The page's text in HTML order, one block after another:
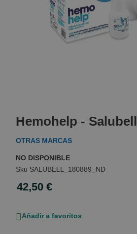
the
of
images
gallery
Hemohelp - Salubell
OTRAS MARCAS
NO DISPONIBLE
SALUBELL_180889_ND
42,50 €
Añadir a favoritos